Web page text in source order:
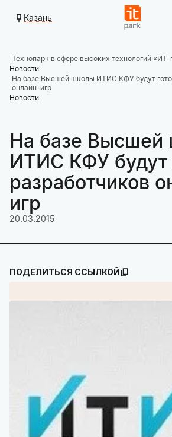
Казань
Технопарк в сфере высоких технологий «ИТ-
Новости
На базе Высшей школы ИТИС КФУ будут
онлайн-игр
Новости
На базе Высшей
ИТИС КФУ будут
разработчиков
игр
20.03.2015
ПОДЕЛИТЬСЯ ССЫЛКОЙ